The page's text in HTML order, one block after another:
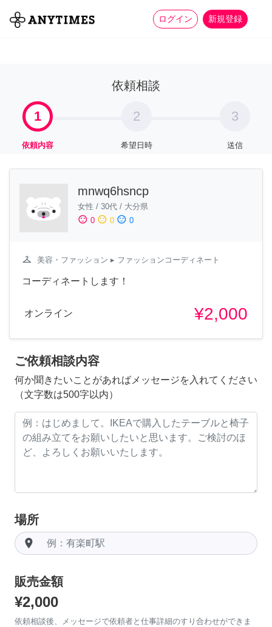
ログイン 新規登録
全て 家事 more_horiz
依頼相談
1
依頼内容
2
希望日時
3
送信
mnwq6hsncp
女性 / 30代 / 大分県
sentiment_satisfied 0 sentiment_neutral 0 sentiment_dissatisfied 0
checkroom 美容・ファッション ▸ ファッションコーディネート
コーディネートします！
オンライン ¥2,000
ご依頼相談内容
何か聞きたいことがあればメッセージを入れてください
（文字数は500字以内）
場所
room
販売金額
¥2,000
依頼相談後、メッセージで依頼者と仕事詳細のすり合わせができま